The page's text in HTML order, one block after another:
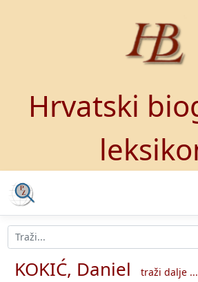
Hrvatski
KOKIĆ, Daniel
traži dalje ...